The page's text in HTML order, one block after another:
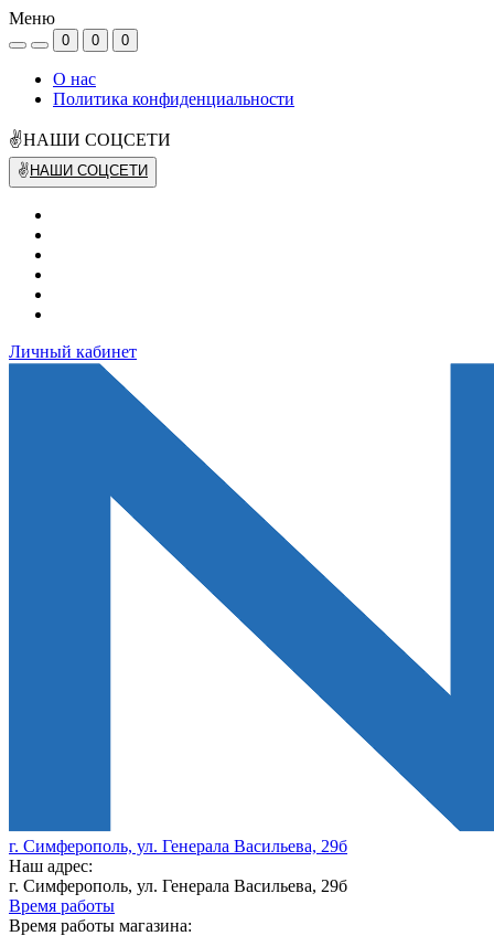
Меню
0 0 0
О нас
Политика конфиденциальности
✌НАШИ СОЦСЕТИ
✌ НАШИ СОЦСЕТИ
Личный кабинет
г. Симферополь, ул. Генерала Васильева, 29б
Наш адрес:
г. Симферополь, ул. Генерала Васильева, 29б
Время работы
Время работы магазина: